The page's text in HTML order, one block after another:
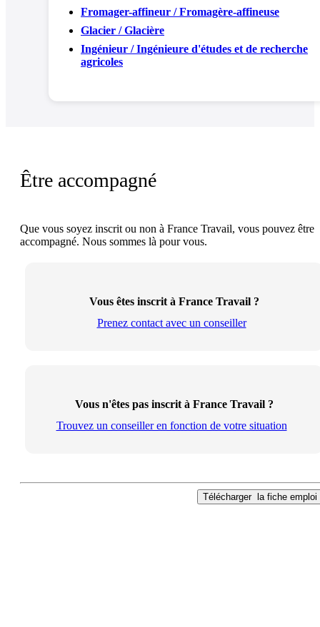
Fromager-affineur / Fromagère-affineuse
Glacier / Glacière
Ingénieur / Ingénieure d'études et de recherche
agricoles
Être accompagné
Que vous soyez inscrit ou non à France Travail, vous pouvez être
accompagné. Nous sommes là pour vous.
Vous êtes inscrit à France Travail ?
Prenez contact avec un conseiller
Vous n'êtes pas inscrit à France Travail ?
Trouvez un conseiller en fonction de votre situation
Télécharger la fiche emploi